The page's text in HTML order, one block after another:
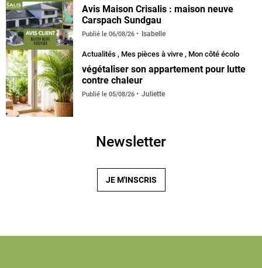
Avis Maison Crisalis : maison neuve
Carspach Sundgau
Publié le 06/08/26 Isabelle
Actualités , Mes pièces à vivre , Mon côté écolo
végétaliser son appartement pour lutte
contre chaleur
Publié le 05/08/26 Juliette
Newsletter
JE M'INSCRIS